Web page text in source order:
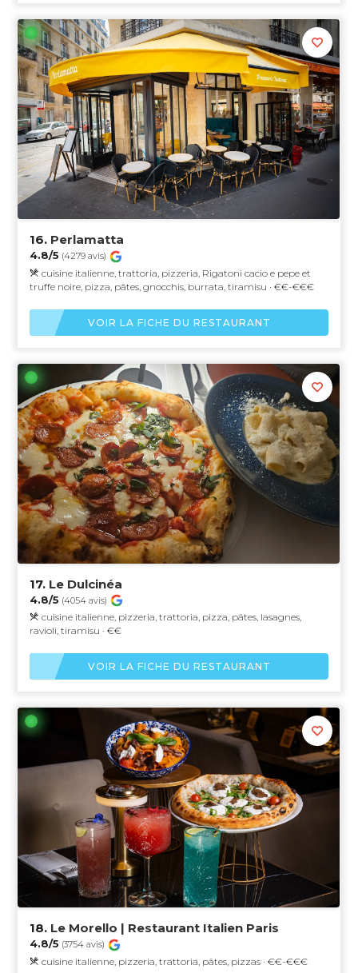
16. Perlamatta
4.8/5 (4279 avis)
cuisine italienne, trattoria, pizzeria, Rigatoni cacio e pepe et
truffe noire, pizza, pâtes, gnocchis, burrata, tiramisu · €€-€€€
VOIR LA FICHE DU RESTAURANT
17. Le Dulcinéa
4.8/5 (4054 avis)
cuisine italienne, pizzeria, trattoria, pizza, pâtes, lasagnes,
ravioli, tiramisu · €€
VOIR LA FICHE DU RESTAURANT
18. Le Morello | Restaurant Italien Paris
4.8/5 (3754 avis)
cuisine italienne, pizzeria, trattoria, pâtes, pizzas · €€-€€€